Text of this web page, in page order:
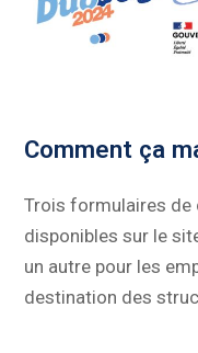
Comment ça
Trois formulaires
disponibles sur le
un autre pour les
destination des